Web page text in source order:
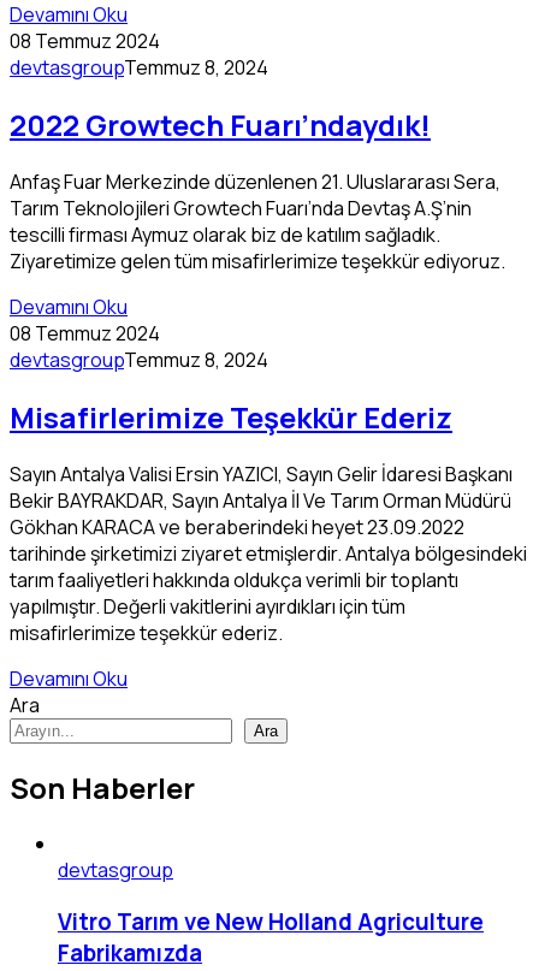
Devamını Oku
08 Temmuz 2024
devtasgroupTemmuz 8, 2024
2022 Growtech Fuarı’ndaydık!
Anfaş Fuar Merkezinde düzenlenen 21. Uluslararası Sera,
Tarım Teknolojileri Growtech Fuarı’nda Devtaş A.Ş’nin
tescilli firması Aymuz olarak biz de katılım sağladık.
Ziyaretimize gelen tüm misafirlerimize teşekkür ediyoruz.
Devamını Oku
08 Temmuz 2024
devtasgroupTemmuz 8, 2024
Misafirlerimize Teşekkür Ederiz
Sayın Antalya Valisi Ersin YAZICI, Sayın Gelir İdaresi Başkanı
Bekir BAYRAKDAR, Sayın Antalya İl Ve Tarım Orman Müdürü
Gökhan KARACA ve beraberindeki heyet 23.09.2022
tarihinde şirketimizi ziyaret etmişlerdir. Antalya bölgesindeki
tarım faaliyetleri hakkında oldukça verimli bir toplantı
yapılmıştır. Değerli vakitlerini ayırdıkları için tüm
misafirlerimize teşekkür ederiz.
Devamını Oku
Ara
Ara
Son Haberler
devtasgroup
Vitro Tarım ve New Holland Agriculture
Fabrikamızda